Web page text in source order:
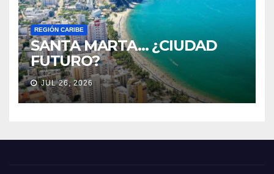
REGIÓN CARIBE
SANTA MARTA… ¿CIUDAD
FUTURO?
JUL 26, 2026